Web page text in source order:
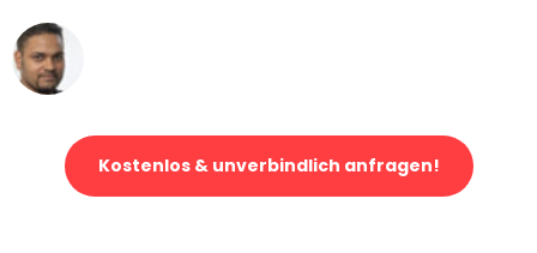
Kostenlos & unverbindlich anfragen!